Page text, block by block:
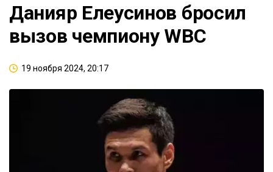
Данияр Елеусинов бросил
вызов чемпиону WBC
19 ноября 2024, 20:17